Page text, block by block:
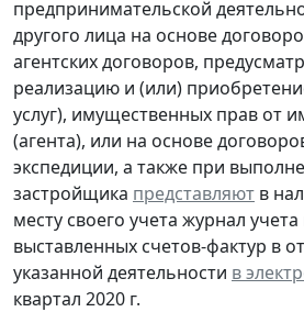
предпринимательской
другого лица на основе
агентских договоров,
реализацию и (или)
услуг), имущественных прав от
(агента), или на основе
экспедиции, а также при
застройщика представляют в
месту своего учета журнал
выставленных счетов-фактур в
указанной деятельности в
квартал 2020 г.